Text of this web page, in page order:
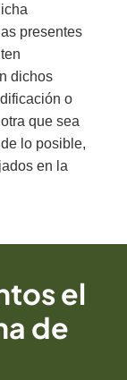
presentes
dichos
o
que sea
lo posible,
en la
el
de